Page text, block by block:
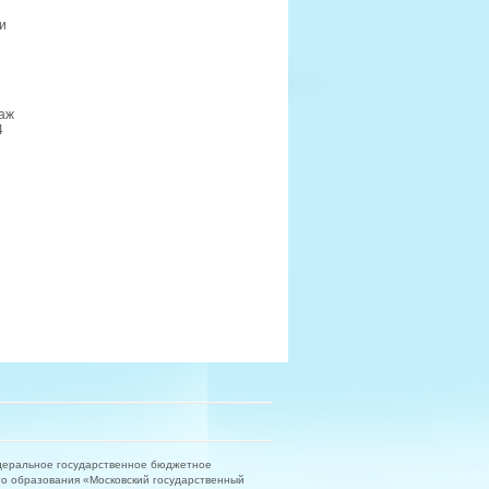
государственное бюджетное
«Московский государственный